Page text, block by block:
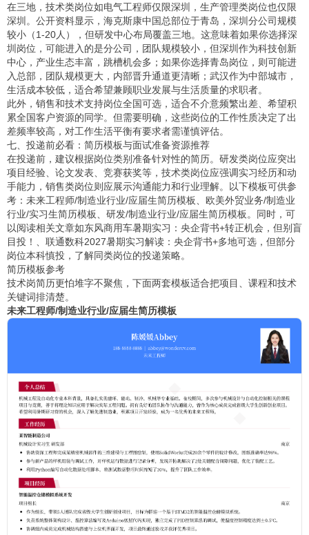
在三地，技术类岗位如电气工程师仅限深圳，生产管理类岗位也仅限
深圳。公开资料显示，海克斯康中国总部位于青岛，深圳分公司规模
较小（1-20人），但研发中心布局覆盖三地。这意味着如果你选择深
圳岗位，可能进入的是分公司，团队规模较小，但深圳作为科技创新
中心，产业生态丰富，跳槽机会多；如果你选择青岛岗位，则可能进
入总部，团队规模更大，内部晋升通道更清晰；武汉作为中部城市，
生活成本较低，适合希望兼顾职业发展与生活质量的求职者。
此外，销售和技术支持岗位全国可选，适合不介意频繁出差、希望积
累全国客户资源的同学。但需要明确，这些岗位的工作性质决定了出
差频率较高，对工作生活平衡有要求者需谨慎评估。
七、投递前必看：简历模板与面试准备资源推荐
在投递前，建议根据岗位类别准备针对性的简历。研发类岗位应突出
项目经验、论文发表、竞赛获奖等，技术类岗位应强调实习经历和动
手能力，销售类岗位则应展示沟通能力和行业理解。以下模板可供参
考： 未来工程师/制造业行业/应届生简历模板
欧美外贸业务/制造业
行业/实习生简历模板
研发/制造业行业/应届生简历模板 。同时，可
以阅读相关文章如东风商用车暑期实习：央企背书+转正机会，但别盲
目投！
联通数科2027暑期实习解读：央企背书+多地可选，但部分
岗位本科慎投 ，了解同类岗位的投递策略。
简历模板参考
技术岗简历更怕堆字不聚焦，下面两套模板适合把项目、课程和技术
关键词排清楚。
未来工程师/制造业行业/应届生简历模板